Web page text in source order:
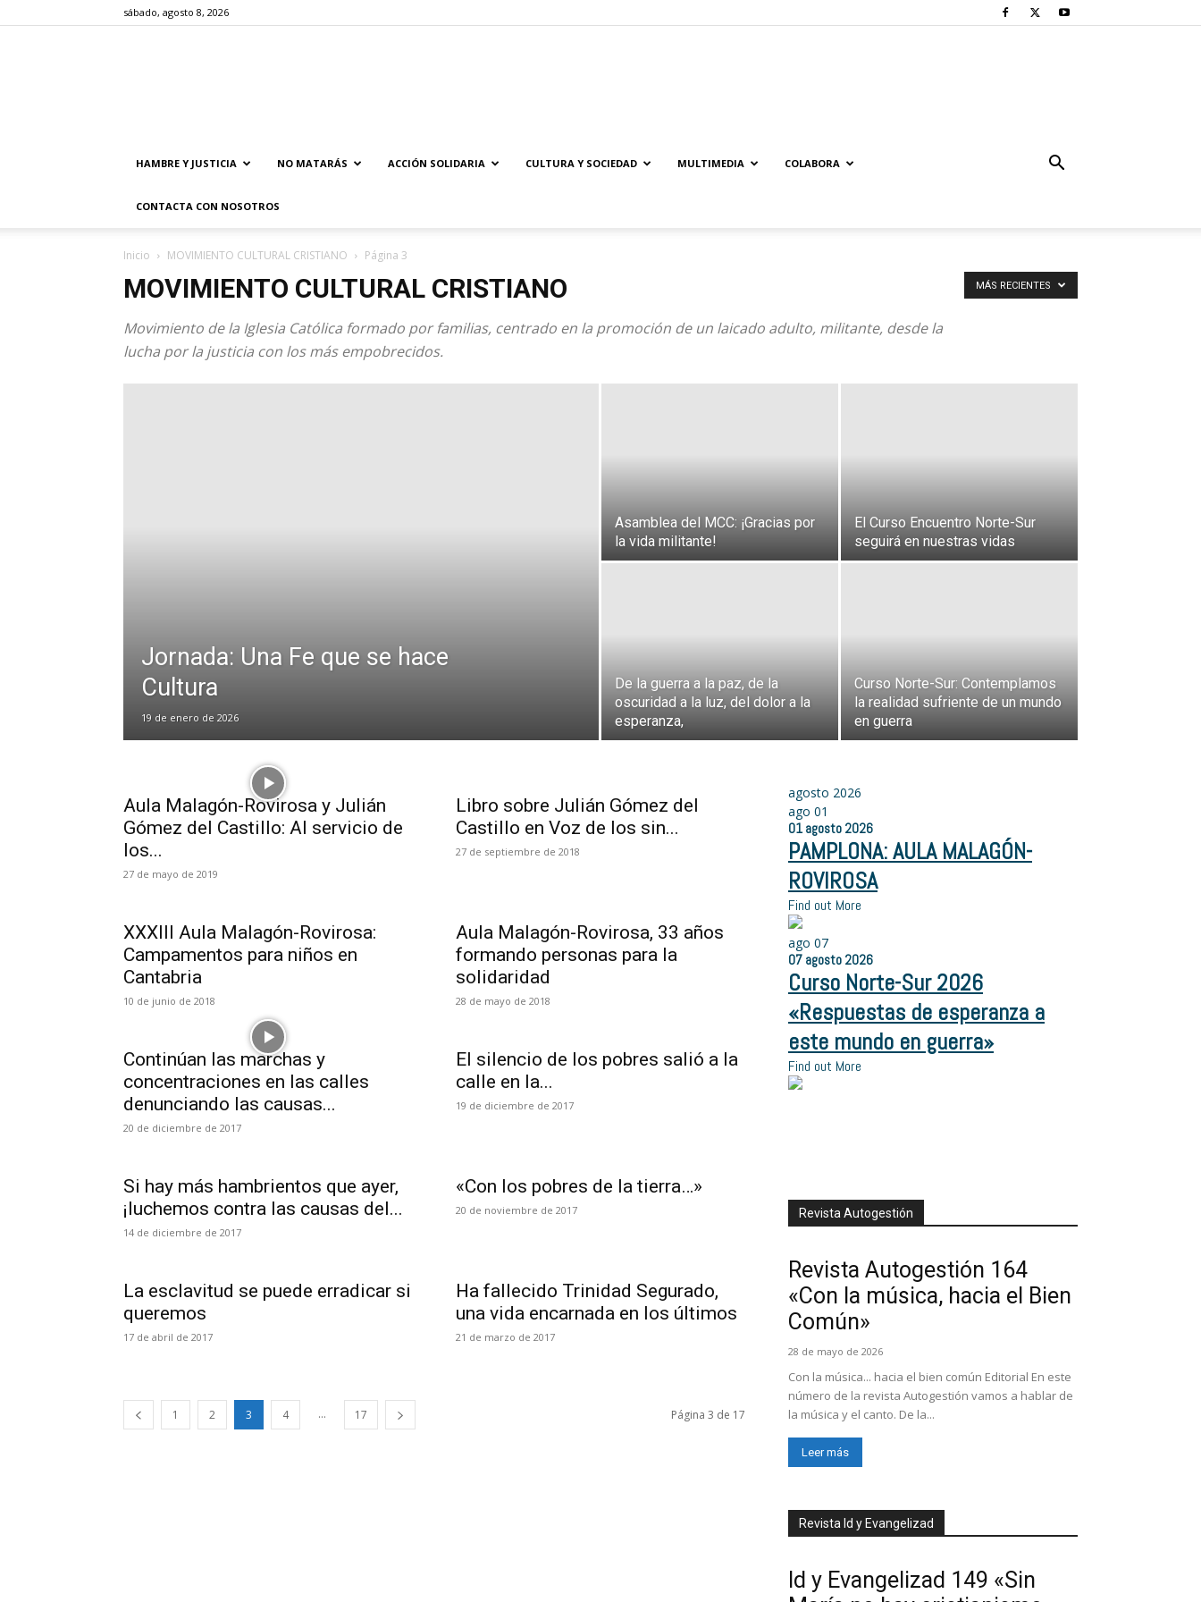
sábado, agosto 8, 2026
HAMBRE Y JUSTICIA NO MATARÁS ACCIÓN SOLIDARIA CULTURA Y SOCIEDAD MULTIMEDIA COLABORA
CONTACTA CON NOSOTROS
Inicio MOVIMIENTO CULTURAL CRISTIANO Página 3
MOVIMIENTO CULTURAL CRISTIANO
Movimiento de la Iglesia Católica formado por familias, centrado en la promoción de un laicado adulto, militante, desde la
lucha por la justicia con los más empobrecidos.
MÁS RECIENTES
Jornada: Una Fe que se hace
Cultura
19 de enero de 2026
Asamblea del MCC: ¡Gracias por
la vida militante!
El Curso Encuentro Norte-Sur
seguirá en nuestras vidas
De la guerra a la paz, de la
oscuridad a la luz, del dolor a la
esperanza,
Curso Norte-Sur: Contemplamos
la realidad sufriente de un mundo
en guerra
Aula Malagón-Rovirosa y Julián
Gómez del Castillo: Al servicio de
los...
27 de mayo de 2019
Libro sobre Julián Gómez del
Castillo en Voz de los sin...
27 de septiembre de 2018
XXXIII Aula Malagón-Rovirosa:
Campamentos para niños en
Cantabria
10 de junio de 2018
Aula Malagón-Rovirosa, 33 años
formando personas para la
solidaridad
28 de mayo de 2018
Continúan las marchas y
concentraciones en las calles
denunciando las causas...
20 de diciembre de 2017
El silencio de los pobres salió a la
calle en la...
19 de diciembre de 2017
Si hay más hambrientos que ayer,
¡luchemos contra las causas del...
14 de diciembre de 2017
«Con los pobres de la tierra…»
20 de noviembre de 2017
La esclavitud se puede erradicar si
queremos
17 de abril de 2017
Ha fallecido Trinidad Segurado,
una vida encarnada en los últimos
21 de marzo de 2017
1 2 3 4 ... 17 Página 3 de 17
agosto 2026
ago 01
01 agosto 2026
PAMPLONA: AULA MALAGÓN-
ROVIROSA
Find out More
ago 07
07 agosto 2026
Curso Norte-Sur 2026
«Respuestas de esperanza a
este mundo en guerra»
Find out More
Revista Autogestión
Revista Autogestión 164
«Con la música, hacia el Bien
Común»
28 de mayo de 2026
Con la música... hacia el bien común Editorial En este
número de la revista Autogestión vamos a hablar de
la música y el canto. De la...
Leer más
Revista Id y Evangelizad
Id y Evangelizad 149 «Sin